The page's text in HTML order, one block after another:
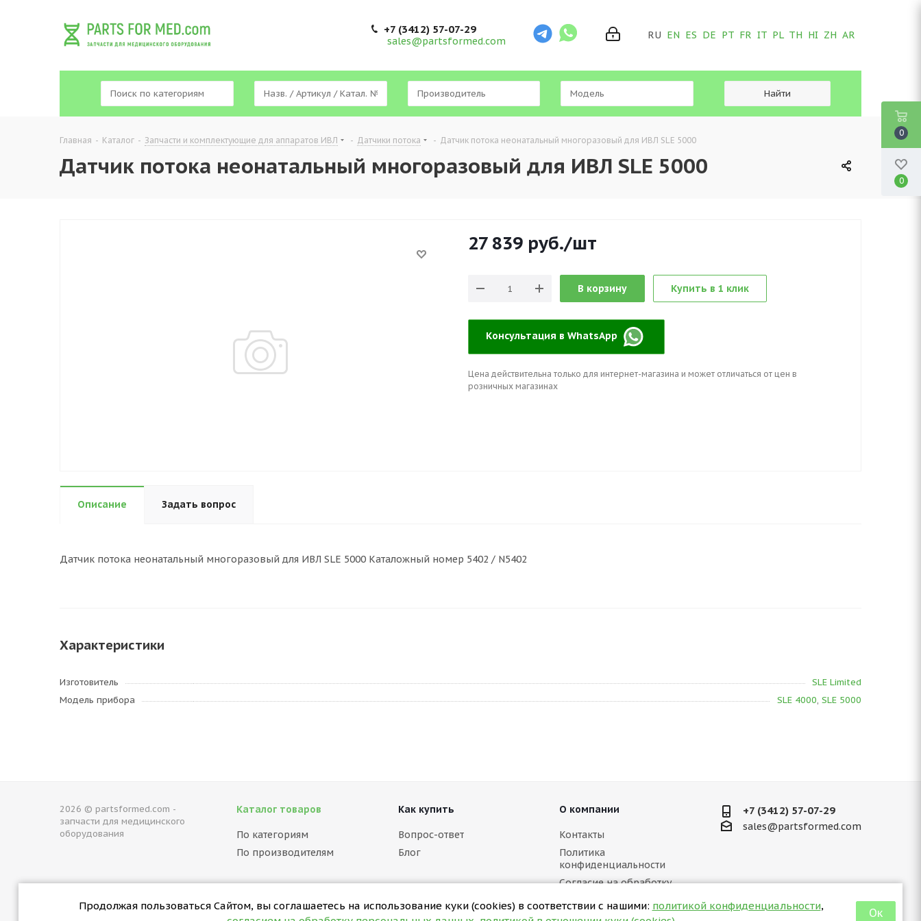
Продолжая пользоваться Сайтом, вы соглашаетесь на использование куки (cookies) в соответствии с нашими: политикой конфиденциальности,
Ок
RU EN ES DE PT FR IT PL TH HI ZH AR
+7 (3412) 57-07-29
sales@partsformed.com
Главная - Каталог - Запчасти и комплектующие для аппаратов ИВЛ - Датчики потока - Датчик потока неонатальный многоразовый для ИВЛ SLE 5000
Датчик потока неонатальный многоразовый для ИВЛ SLE 5000
27 839 руб./шт
В корзину Купить в 1 клик
Консультация в WhatsApp
Цена действительна только для интернет-магазина и может отличаться от цен в
розничных магазинах
Описание Задать вопрос
Датчик потока неонатальный многоразовый для ИВЛ SLE 5000 Каталожный номер 5402 / N5402
Характеристики
Изготовитель
SLE Limited
Модель прибора
SLE 4000, SLE 5000
2026 © partsformed.com -
запчасти для медицинского
оборудования
Каталог товаров
По категориям
По производителям
Как купить
Вопрос-ответ
Блог
О компании
Контакты
Политика
конфиденциальности
Согласие на обработку
Политика в отношении куки
+7 (3412) 57-07-29
sales@partsformed.com
0
0